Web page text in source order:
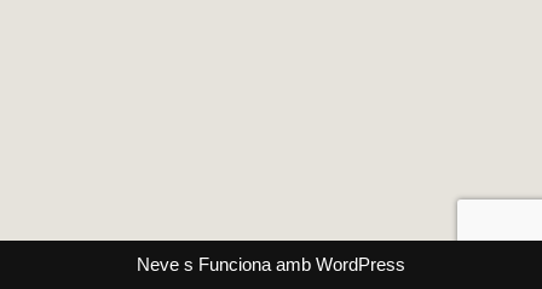
Neve s Funciona amb WordPress